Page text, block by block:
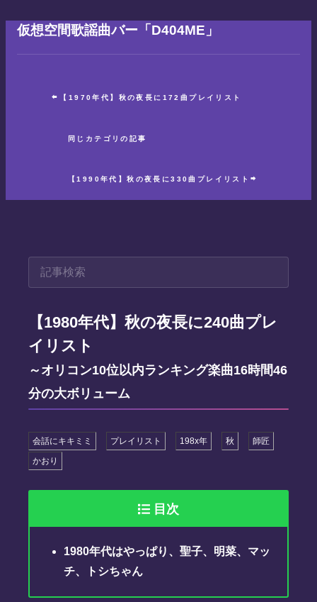
仮想空間歌謡曲バー「D404ME」
【1970年代】秋の夜長に172曲プレイリスト
同じカテゴリの記事
【1990年代】秋の夜長に330曲プレイリスト
【1980年代】秋の夜長に240曲プレ
イリスト
～オリコン10位以内ランキング楽曲16時間46
分の大ボリューム
会話にキキミミ プレイリスト 198x年 秋
師匠
かおり
目次
1980年代はやっぱり、聖子、明菜、マッ
チ、トシちゃん